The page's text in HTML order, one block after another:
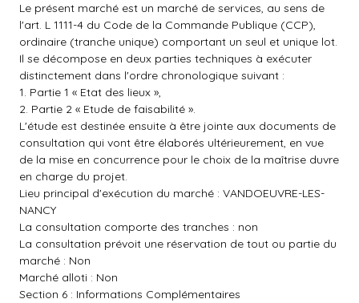
Le présent marché est un marché de services, au sens de
l'art. L 1111-4 du Code de la Commande Publique (CCP),
ordinaire (tranche unique) comportant un seul et unique lot.
Il se décompose en deux parties techniques à exécuter
distinctement dans l'ordre chronologique suivant :
1. Partie 1 « Etat des lieux »,
2. Partie 2 « Etude de faisabilité ».
L'étude est destinée ensuite à être jointe aux documents de
consultation qui vont être élaborés ultérieurement, en vue
de la mise en concurrence pour le choix de la maîtrise duvre
en charge du projet.
Lieu principal d'exécution du marché : VANDOEUVRE-LES-
NANCY
La consultation comporte des tranches : non
La consultation prévoit une réservation de tout ou partie du
marché : Non
Marché alloti : Non
Section 6 : Informations Complémentaires